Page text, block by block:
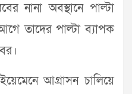
নানা অবস্থানে পাল্টা
তাদের পাল্টা ব্যাপক
আগ্রাসন চালিয়ে